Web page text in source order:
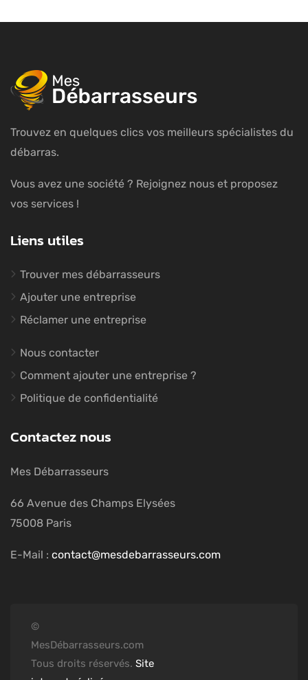
Trouvez en quelques clics vos meilleurs spécialistes du
débarras.
Vous avez une société ? Rejoignez nous et proposez
vos services !
Liens utiles
Trouver mes débarrasseurs
Ajouter une entreprise
Réclamer une entreprise
Nous contacter
Comment ajouter une entreprise ?
Politique de confidentialité
Contactez nous
Mes Débarrasseurs
66 Avenue des Champs Elysées
75008 Paris
E-Mail : contact@mesdebarrasseurs.com
©
MesDébarrasseurs.com
Tous droits réservés. Site